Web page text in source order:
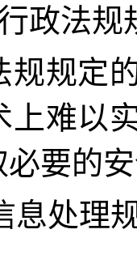
政法规
规规定
上难以
必要的
息处理